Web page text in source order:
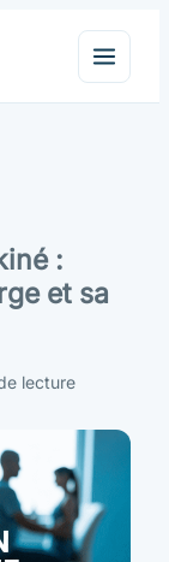
:
et sa
lecture